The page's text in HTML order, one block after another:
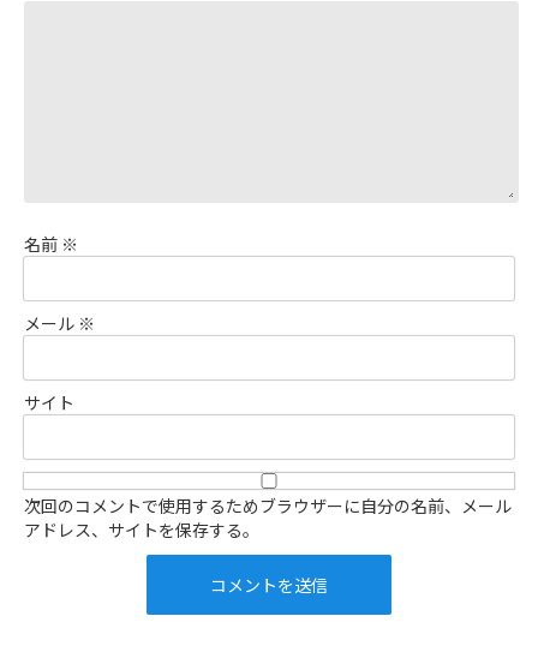
名前 ※
メール ※
サイト
次回のコメントで使用するためブラウザーに自分の名前、メール
アドレス、サイトを保存する。